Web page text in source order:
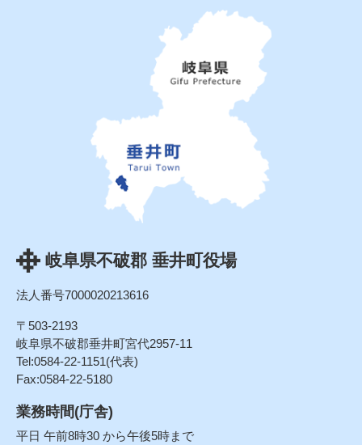
岐阜県不破郡 垂井町役場
法人番号7000020213616
〒503-2193
岐阜県不破郡垂井町宮代2957-11
Tel:0584-22-1151(代表)
Fax:0584-22-5180
業務時間(庁舎)
平日 午前8時30 から午後5時まで